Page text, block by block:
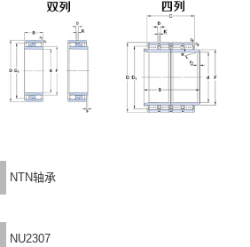
NTN轴承
NU2307